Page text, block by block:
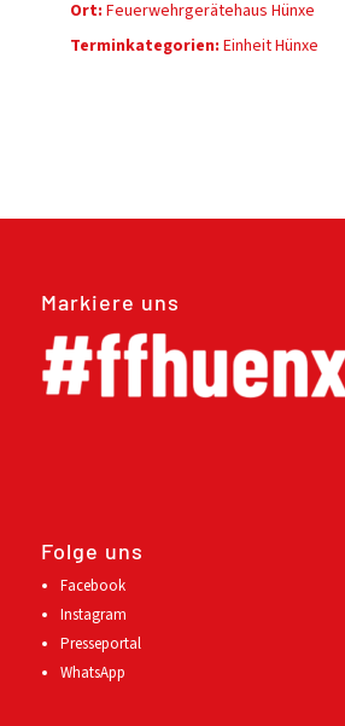
Ort: Feuerwehrgerätehaus Hünxe
Terminkategorien: Einheit Hünxe
Markiere uns
Folge uns
Facebook
Instagram
Presseportal
WhatsApp